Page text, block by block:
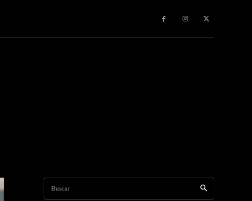
Publicidad More
Buscar